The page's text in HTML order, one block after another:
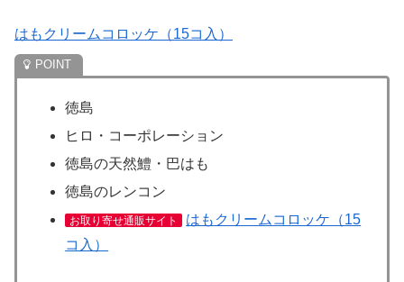
はもクリームコロッケ（15コ入）
徳島
ヒロ・コーポレーション
徳島の天然鱧・巴はも
徳島のレンコン
お取り寄せ通販サイト
はもクリームコロッケ（15
コ入）